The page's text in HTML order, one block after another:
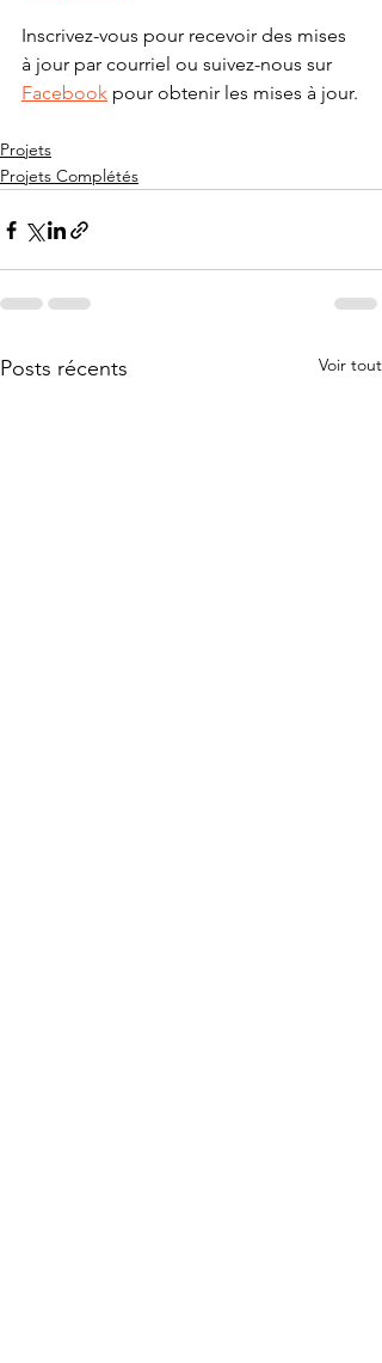
Inscrivez-vous pour recevoir des mises
à jour par courriel ou suivez-nous sur
Facebook pour obtenir les mises à jour.
Projets
Projets Complétés
Posts récents Voir tout